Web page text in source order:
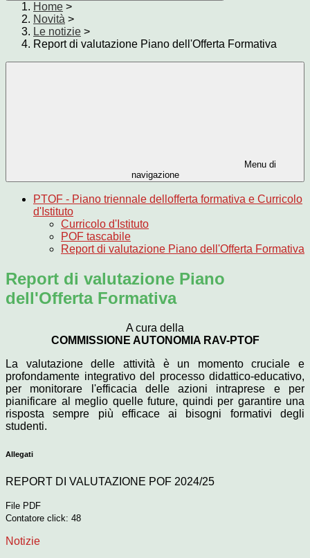
Home >
Novità >
Le notizie >
Report di valutazione Piano dell'Offerta Formativa
Menu di
navigazione
PTOF - Piano triennale dellofferta formativa e Curricolo
d'Istituto
Curricolo d'Istituto
POF tascabile
Report di valutazione Piano dell'Offerta Formativa
Report di valutazione Piano
dell'Offerta Formativa
A cura della
COMMISSIONE AUTONOMIA RAV-PTOF
La valutazione delle attività è un momento cruciale e
profondamente integrativo del processo didattico-educativo,
per monitorare l'efficacia delle azioni intraprese e per
pianificare al meglio quelle future, quindi per garantire una
risposta sempre più efficace ai bisogni formativi degli
studenti.
Allegati
REPORT DI VALUTAZIONE POF 2024/25
File PDF
Contatore click: 48
Notizie